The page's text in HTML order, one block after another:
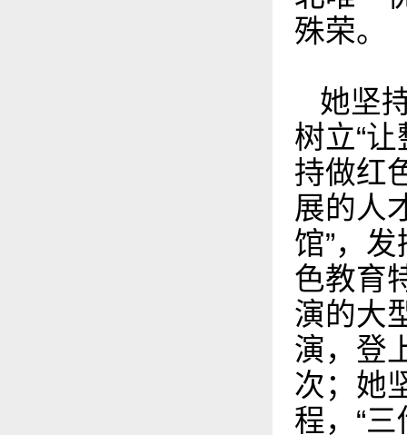
殊荣。
她坚
树立“
持做红
展的人
馆”，
色教育
演的大
演，登
次；她
程，“